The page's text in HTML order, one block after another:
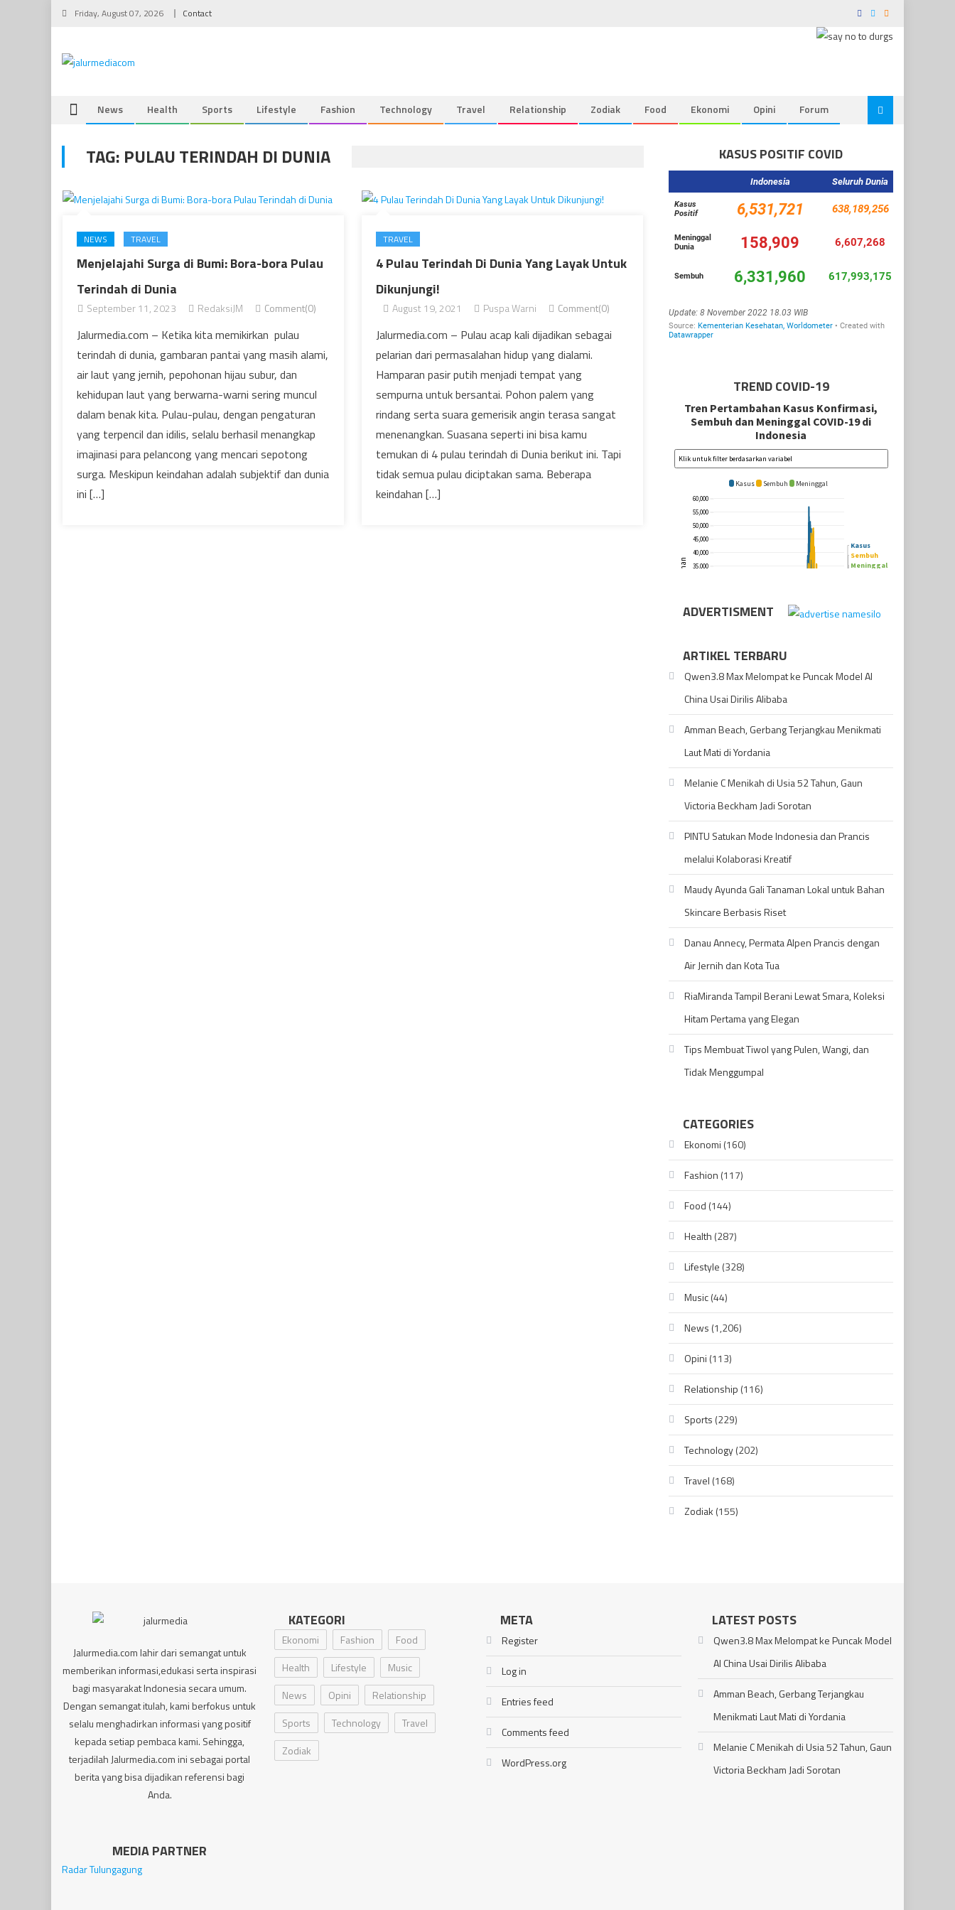
Skip
Friday, August 07, 2026 Contact
News Health Sports Lifestyle Fashion Technology Travel Relationship Zodiak Food Ekonomi Opini Forum
TAG: PULAU TERINDAH DI DUNIA
NEWS TRAVEL
Menjelajahi Surga di Bumi: Bora-bora Pulau
Terindah di Dunia
September 11, 2023 RedaksiJM Comment(0)
Jalurmedia.com – Ketika kita memikirkan pulau
terindah di dunia, gambaran pantai yang masih alami,
air laut yang jernih, pepohonan hijau subur, dan
kehidupan laut yang berwarna-warni sering muncul
dalam benak kita. Pulau-pulau, dengan pengaturan
yang terpencil dan idilis, selalu berhasil menangkap
imajinasi para pelancong yang mencari sepotong
surga. Meskipun keindahan adalah subjektif dan dunia
ini […]
TRAVEL
4 Pulau Terindah Di Dunia Yang Layak Untuk
Dikunjungi!
August 19, 2021 Puspa Warni Comment(0)
Jalurmedia.com – Pulau acap kali dijadikan sebagai
pelarian dari permasalahan hidup yang dialami.
Hamparan pasir putih menjadi tempat yang
sempurna untuk bersantai. Pohon palem yang
rindang serta suara gemerisik angin terasa sangat
menenangkan. Suasana seperti ini bisa kamu
temukan di 4 pulau terindah di Dunia berikut ini. Tapi
tidak semua pulau diciptakan sama. Beberapa
keindahan […]
KASUS POSITIF COVID
TREND COVID-19
ADVERTISMENT
ARTIKEL TERBARU
Qwen3.8 Max Melompat ke Puncak Model AI
China Usai Dirilis Alibaba
Amman Beach, Gerbang Terjangkau Menikmati
Laut Mati di Yordania
Melanie C Menikah di Usia 52 Tahun, Gaun
Victoria Beckham Jadi Sorotan
PINTU Satukan Mode Indonesia dan Prancis
melalui Kolaborasi Kreatif
Maudy Ayunda Gali Tanaman Lokal untuk Bahan
Skincare Berbasis Riset
Danau Annecy, Permata Alpen Prancis dengan
Air Jernih dan Kota Tua
RiaMiranda Tampil Berani Lewat Smara, Koleksi
Hitam Pertama yang Elegan
Tips Membuat Tiwol yang Pulen, Wangi, dan
Tidak Menggumpal
CATEGORIES
Ekonomi (160)
Fashion (117)
Food (144)
Health (287)
Lifestyle (328)
Music(44)
News (1,206)
Opini (113)
Relationship (116)
Sports (229)
Technology(202)
Travel (168)
Zodiak (155)
Jalurmedia.com lahir dari semangat untuk
memberikan informasi,edukasi serta inspirasi
bagi masyarakat Indonesia secara umum.
Dengan semangat itulah, kami berfokus untuk
selalu menghadirkan informasi yang positif
kepada setiap pembaca kami. Sehingga,
terjadilah Jalurmedia.com ini sebagai portal
berita yang bisa dijadikan referensi bagi
Anda.
MEDIA PARTNER
Radar Tulungagung
KATEGORI
Ekonomi Fashion
Food
Health
Lifestyle
Music
News
Opini
Relationship
Sports
Technology
Travel
Zodiak
META
Register
Log in
Entries feed
Comments feed
WordPress.org
LATEST POSTS
Qwen3.8 Max Melompat ke Puncak Model
AI China Usai Dirilis Alibaba
Amman Beach, Gerbang Terjangkau
Menikmati Laut Mati di Yordania
Melanie C Menikah di Usia 52 Tahun, Gaun
Victoria Beckham Jadi Sorotan